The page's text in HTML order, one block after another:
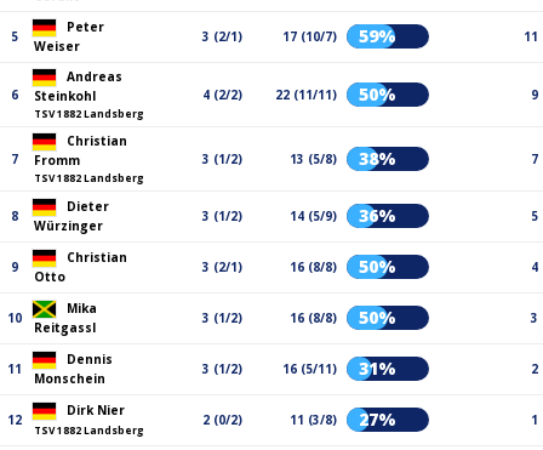
5
Peter
Weiser
3 (2/1) 17 (10/7) 59% 11
6
Andreas
Steinkohl
TSV 1882 Landsberg
4 (2/2) 22 (11/11) 50% 9
7
Christian
Fromm
TSV 1882 Landsberg
3 (1/2) 13 (5/8) 38% 7
8
Dieter
Würzinger
3 (1/2) 14 (5/9) 36% 5
9
Christian
Otto
3 (2/1) 16 (8/8) 50% 4
10
Mika
Reitgassl
3 (1/2) 16 (8/8) 50% 3
11
Dennis
Monschein
3 (1/2) 16 (5/11) 31% 2
12
Dirk Nier
TSV 1882 Landsberg
2 (0/2) 11 (3/8) 27% 1